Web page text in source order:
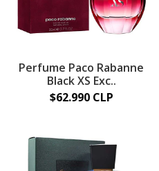
Perfume Paco Rabanne
Black XS Exc..
$62.990 CLP